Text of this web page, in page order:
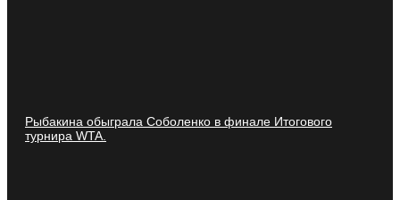
Рыбакина обыграла Соболенко в финале Итогового
турнира WTA.